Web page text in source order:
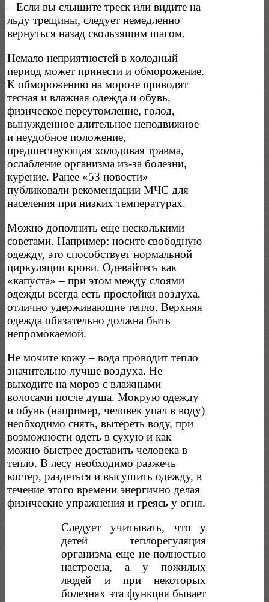
– Если вы слышите треск или видите на
льду трещины, следует немедленно
вернуться назад скользящим шагом.
Немало неприятностей в холодный
период может принести и обморожение.
К обморожению на морозе приводят
тесная и влажная одежда и обувь,
физическое переутомление, голод,
вынужденное длительное неподвижное
и неудобное положение,
предшествующая холодовая травма,
ослабление организма из-за болезни,
курение. Ранее «53 новости»
публиковали рекомендации МЧС для
населения при низких температурах.
Можно дополнить еще несколькими
советами. Например: носите свободную
одежду, это способствует нормальной
циркуляции крови. Одевайтесь как
«капуста» – при этом между слоями
одежды всегда есть прослойки воздуха,
отлично удерживающие тепло. Верхняя
одежда обязательно должна быть
непромокаемой.
Не мочите кожу – вода проводит тепло
значительно лучше воздуха. Не
выходите на мороз с влажными
волосами после душа. Мокрую одежду
и обувь (например, человек упал в воду)
необходимо снять, вытереть воду, при
возможности одеть в сухую и как
можно быстрее доставить человека в
тепло. В лесу необходимо разжечь
костер, раздеться и высушить одежду, в
течение этого времени энергично делая
физические упражнения и греясь у огня.
Следует учитывать, что у
детей теплорегуляция
организма еще не полностью
настроена, а у пожилых
людей и при некоторых
болезнях эта функция бывает